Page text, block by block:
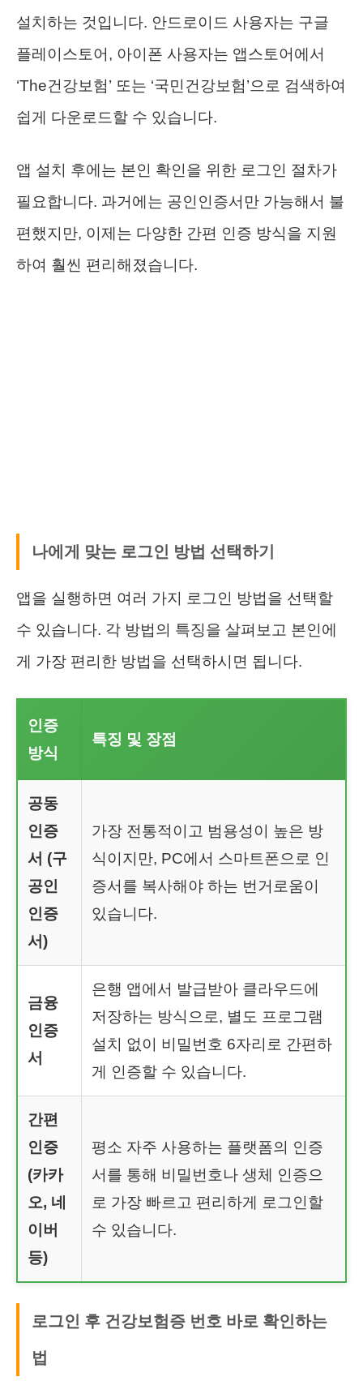
설치하는 것입니다. 안드로이드 사용자는 구글
플레이스토어, 아이폰 사용자는 앱스토어에서
‘The건강보험’ 또는 ‘국민건강보험’으로 검색하여
쉽게 다운로드할 수 있습니다.
앱 설치 후에는 본인 확인을 위한 로그인 절차가
필요합니다. 과거에는 공인인증서만 가능해서 불
편했지만, 이제는 다양한 간편 인증 방식을 지원
하여 훨씬 편리해졌습니다.
나에게 맞는 로그인 방법 선택하기
앱을 실행하면 여러 가지 로그인 방법을 선택할
수 있습니다. 각 방법의 특징을 살펴보고 본인에
게 가장 편리한 방법을 선택하시면 됩니다.
인증
방식
특징 및 장점
공동
인증
서 (구
공인
인증
서)
가장 전통적이고 범용성이 높은 방
식이지만, PC에서 스마트폰으로 인
증서를 복사해야 하는 번거로움이
있습니다.
금융
인증
서
은행 앱에서 발급받아 클라우드에
저장하는 방식으로, 별도 프로그램
설치 없이 비밀번호 6자리로 간편하
게 인증할 수 있습니다.
간편
인증
(카카
오, 네
이버
등)
평소 자주 사용하는 플랫폼의 인증
서를 통해 비밀번호나 생체 인증으
로 가장 빠르고 편리하게 로그인할
수 있습니다.
로그인 후 건강보험증 번호 바로 확인하는
법